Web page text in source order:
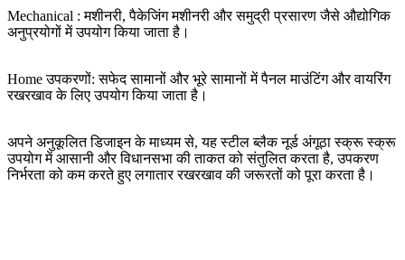
‌Mechanical ‌: मशीनरी, पैकेजिंग मशीनरी और समुद्री प्रसारण जैसे औद्योगिक
अनुप्रयोगों में उपयोग किया जाता है।
‌Home उपकरणों: सफेद सामानों और भूरे सामानों में पैनल माउंटिंग और वायरिंग
रखरखाव के लिए उपयोग किया जाता है। ‌
अपने अनुकूलित डिजाइन के माध्यम से, यह स्टील ब्लैक नूर्ड अंगूठा स्क्रू स्क्रू
उपयोग में आसानी और विधानसभा की ताकत को संतुलित करता है, उपकरण
निर्भरता को कम करते हुए लगातार रखरखाव की जरूरतों को पूरा करता है।